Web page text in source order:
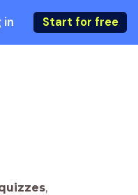
in Start for free
,